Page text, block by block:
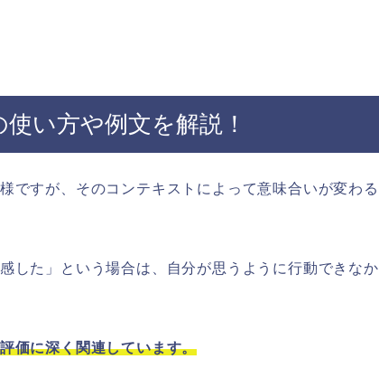
使い方や例文を解説！
ですが、そのコンテキストによって意味合いが変わる
した」という場合は、自分が思うように行動できなか
価に深く関連しています。